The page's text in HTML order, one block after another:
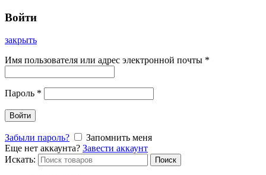
Войти
закрыть
Имя пользователя или адрес электронной почты *
Пароль *
Войти
Забыли пароль?
Запомнить меня
Еще нет аккаунта? Завести аккаунт
Искать:
Поиск